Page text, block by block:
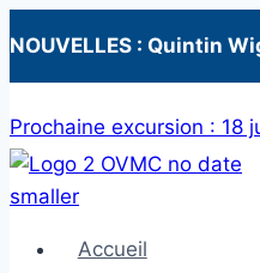
NOUVELLES : Quintin
to
content
Prochaine excursion : 18
Accueil